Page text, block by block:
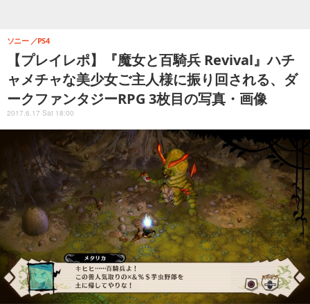
【プレイレポ】『魔女と百騎兵 Revival』ハチ
ャメチャな美少女ご主人様に振り回される、ダ
ークファンタジーRPG 3枚目の写真・画像
ソニー PS4
2017.6.17 Sat 18:00